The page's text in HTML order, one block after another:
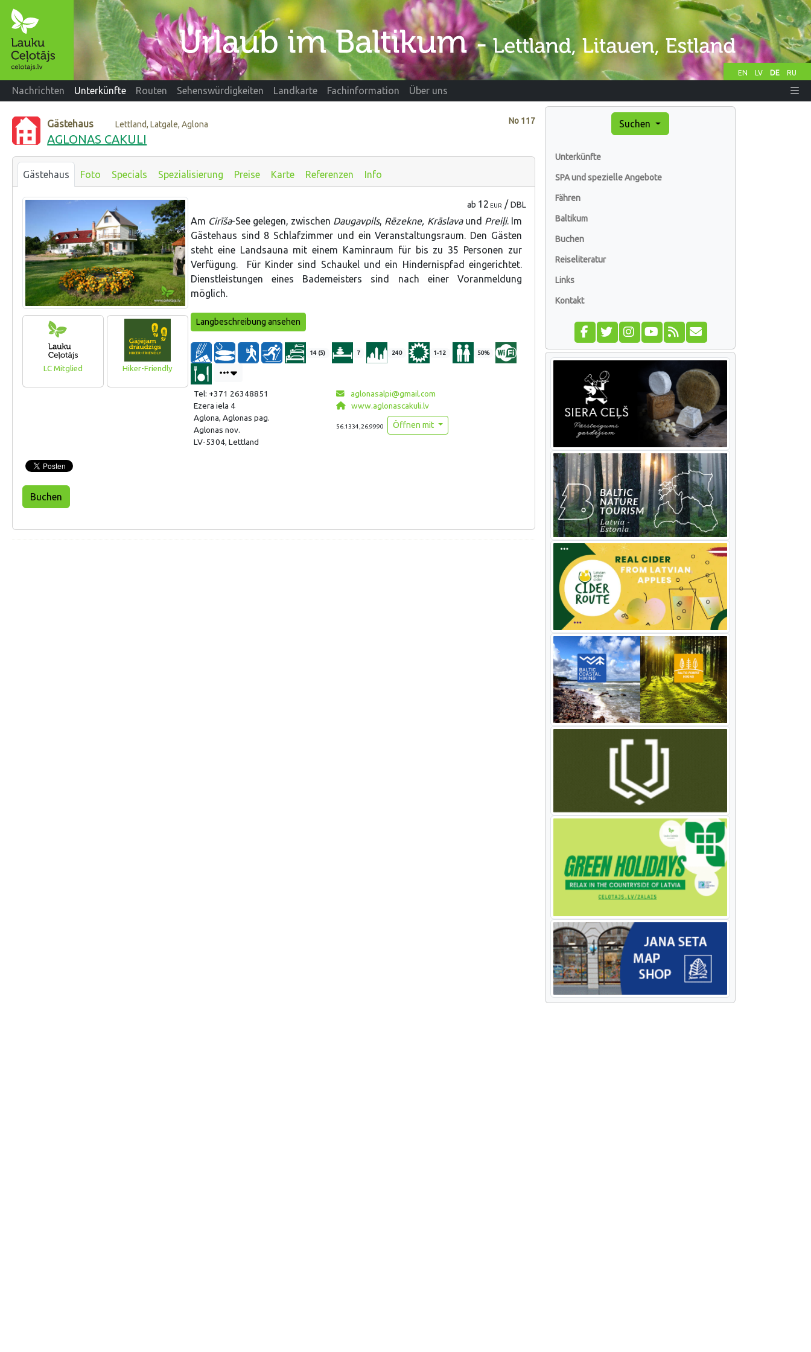
EN LV DE RU
Nachrichten Unterkünfte Routen Sehenswürdigkeiten Landkarte Fachinformation Über uns
No 117
Gästehaus Lettland, Latgale, Aglona
AGLONAS CAKULI
Gästehaus Foto Specials Spezialisierung Preise Karte Referenzen Info
LC Mitglied Hiker-Friendly
ab 12 EUR /DBL
Am Cirīša-See gelegen, zwischen Daugavpils, Rēzekne, Krāslavaund Preiļi. Im
Gästehaus sind 8 Schlafzimmer und ein Veranstaltungsraum. Den Gästen
steht eine Landsauna mit einem Kaminraum für bis zu 35 Personen zur
Verfügung. Für Kinder sind Schaukel und ein Hindernispfad eingerichtet.
Dienstleistungen eines Bademeisters sind nach einer Voranmeldung
möglich.
Langbeschreibung ansehen
14 (5) 7 240 1-12 50%
Tel: +371 26348851
Ezera iela 4
Aglona, Aglonas pag.
Aglonas nov.
LV-5304, Lettland
aglonasalpi@gmail.com
www.aglonascakuli.lv
56.1334,26.9990 Öffnen mit
Buchen
Suchen
Unterkünfte
SPA und spezielle Angebote
Fähren
Baltikum
Buchen
Reiseliteratur
Links
Kontakt